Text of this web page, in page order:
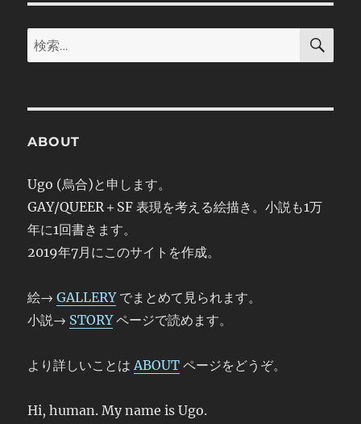
検
索:
検
ABOUT
Ugo (烏合)と申します。
GAY/QUEER＋SF 表現を考える絵描き。小説も1万
年に1回書きます。
2019年7月にこのサイトを作成。
絵→GALLERYでまとめて見られます。
小説→ STORYページで読めます。
より詳しいことはABOUT ページをどうぞ。
Hi, human. My name is Ugo.